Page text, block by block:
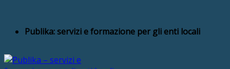
Publika: servizi e formazione per gli enti locali